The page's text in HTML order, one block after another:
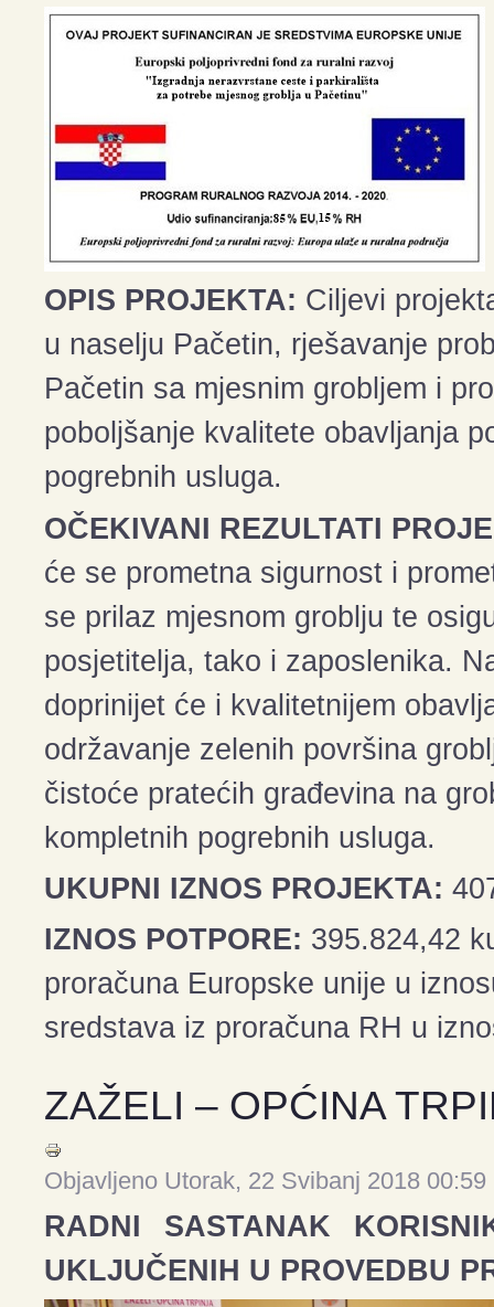
OPIS PROJEKTA: Ciljevi
u naselju Pačetin, rješavanje
Pačetin sa mjesnim grobljem i
poboljšanje kvalitete obavljanja
pogrebnih usluga.
OČEKIVANI REZULTATI
će se prometna sigurnost i
se prilaz mjesnom groblju te
posjetitelja, tako i zaposlenika.
doprinijet će i kvalitetnijem
održavanje zelenih površina
čistoće pratećih građevina na
kompletnih pogrebnih usluga.
UKUPNI IZNOS PROJEKTA:
IZNOS POTPORE: 395.824,42
proračuna Europske unije u
sredstava iz proračuna RH u
ZAŽELI – OPĆINA
Objavljeno Utorak, 22 Svibanj 2018 00:59
RADNI SASTANAK
UKLJUČENIH U PROVEDBU